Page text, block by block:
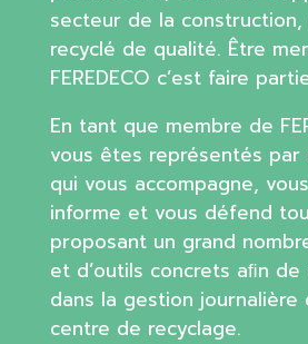
secteur de la
recyclé de qualité. Être
FEREDECO c’est faire
En tant que membre de
vous êtes représentés
qui vous accompagne,
informe et vous défend
proposant un grand
et d’outils concrets aﬁn
dans la gestion journalière
centre de recyclage.